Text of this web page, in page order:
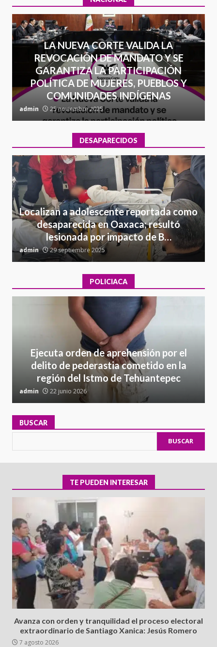
LA NUEVA CORTE VALIDA LA
REVOCACIÓN DE MANDATO Y SE
GARANTIZA LA PARTICIPACIÓN
POLÍTICA DE MUJERES, PUEBLOS Y
COMUNIDADES INDÍGENAS
admin 25 noviembre 2025
DESAPARECIDOS
Localizan a adolescente reportada como
desaparecida en Oaxaca; resultó
lesionada por impacto de B…
admin 29 septiembre 2025
POLICIACA
Ejecuta orden de aprehensión por el
delito de pederastia cometido en la
región del Istmo de Tehuantepec
admin 22 junio 2026
BUSCAR
BUSCAR
TE PUEDEN INTERESAR
Avanza con orden y tranquilidad el proceso electoral
extraordinario de Santiago Xanica: Jesús Romero
7 agosto 2026